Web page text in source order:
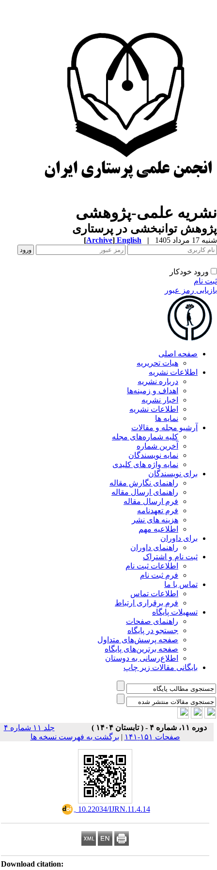
علمی-پژوهشی
توانبخشی در پرستاری
مرداد 1405 |
English
[Archive]
ورود خودکار
نام
رمز عبور
صفحه اصلی
هیات تحریریه
اطلاعات نشریه
درباره نشریه
اهداف و زمینه‌ها
اخبار نشریه
اطلاعات نشریه
نمایه ها
آرشیو مجله و مقالات
کلیه شماره‌های مجله
آخرین شماره
نمایه نویسندگان
نمایه واژه های کلیدی
برای نویسندگان
راهنمای نگارش مقاله
راهنمای ارسال مقاله
فرم ارسال مقاله
فرم تعهدنامه
هزینه های نشر
اطلاعیه مهم
برای داوران
راهنمای داوران
ثبت نام و اشتراک
اطلاعات ثبت نام
فرم ثبت نام
تماس با ما
اطلاعات تماس
فرم برقراری ارتباط
تسهیلات پایگاه
راهنمای صفحات
جستجو در پایگاه
صفحه پرسش‌های متداول
صفحه برترین‌های پایگاه
اطلاع‌رسانی به دوستان
بایگانی مقالات زیر چاپ
دوره ۱۱، شماره ۴ - ( تابستان ۱۴۰۴ )
جلد ۱۱ شماره ۴
صفحات ۱۵۱-۱۴۱
| برگشت به فهرست نسخه ها
‎ 10.22034/IJRN.11.4.14
Download citation: